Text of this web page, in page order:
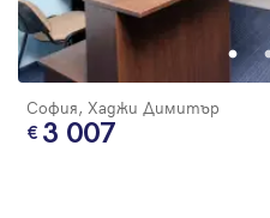
София, Хаджи Димитър
3 007
Парола